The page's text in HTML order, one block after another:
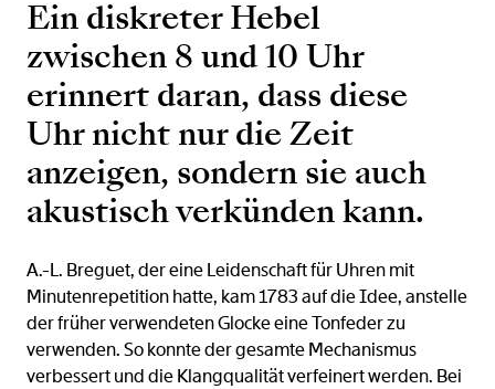
Ein diskreter Hebel
zwischen 8 und 10 Uhr
erinnert daran, dass diese
Uhr nicht nur die Zeit
anzeigen, sondern sie auch
akustisch verkünden kann.
A.-L. Breguet, der eine Leidenschaft für Uhren mit
Minutenrepetition hatte, kam 1783 auf die Idee, anstelle
der früher verwendeten Glocke eine Tonfeder zu
verwenden. So konnte der gesamte Mechanismus
verbessert und die Klangqualität verfeinert werden. Bei